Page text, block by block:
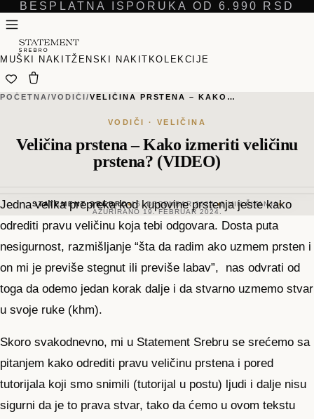
BESPLATNA ISPORUKA OD 6.990 RSD
MUŠKI NAKITŽENSKI NAKIT KOLEKCIJE
POČETNA /VODIČI/VELIČINA PRSTENA – KAKO…
VODIČI · VELIČINA
Veličina prstena – Kako izmeriti veličinu
prstena? (VIDEO)
STATEMENT SREBRO 16. DECEMBAR 2023. 2MIN ČITANJA
AŽURIRANO 19. FEBRUAR 2024.
Jedna velika prepreka kod kupovine prstenja jeste kako
odrediti pravu veličinu koja tebi odgovara. Dosta puta
nesigurnost, razmišljanje “šta da radim ako uzmem prsten i
on mi je previše stegnut ili previše labav”, nas odvrati od
toga da odemo jedan korak dalje i da stvarno uzmemo stvar
u svoje ruke (khm).
Skoro svakodnevno, mi u Statement Srebru se srećemo sa
pitanjem kako odrediti pravu veličinu prstena i pored
tutorijala koji smo snimili (tutorijal u postu) ljudi i dalje nisu
sigurni da je to prava stvar, tako da ćemo u ovom tekstu